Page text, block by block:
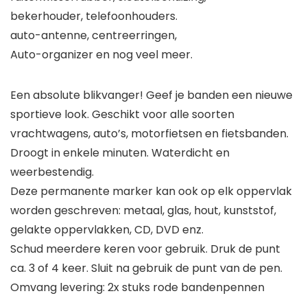
bekerhouder, telefoonhouders.
auto-antenne, centreerringen,
Auto-organizer en nog veel meer.
Een absolute blikvanger! Geef je banden een nieuwe
sportieve look. Geschikt voor alle soorten
vrachtwagens, auto’s, motorfietsen en fietsbanden.
Droogt in enkele minuten. Waterdicht en
weerbestendig.
Deze permanente marker kan ook op elk oppervlak
worden geschreven: metaal, glas, hout, kunststof,
gelakte oppervlakken, CD, DVD enz.
Schud meerdere keren voor gebruik. Druk de punt
ca. 3 of 4 keer. Sluit na gebruik de punt van de pen.
Omvang levering: 2x stuks rode bandenpennen